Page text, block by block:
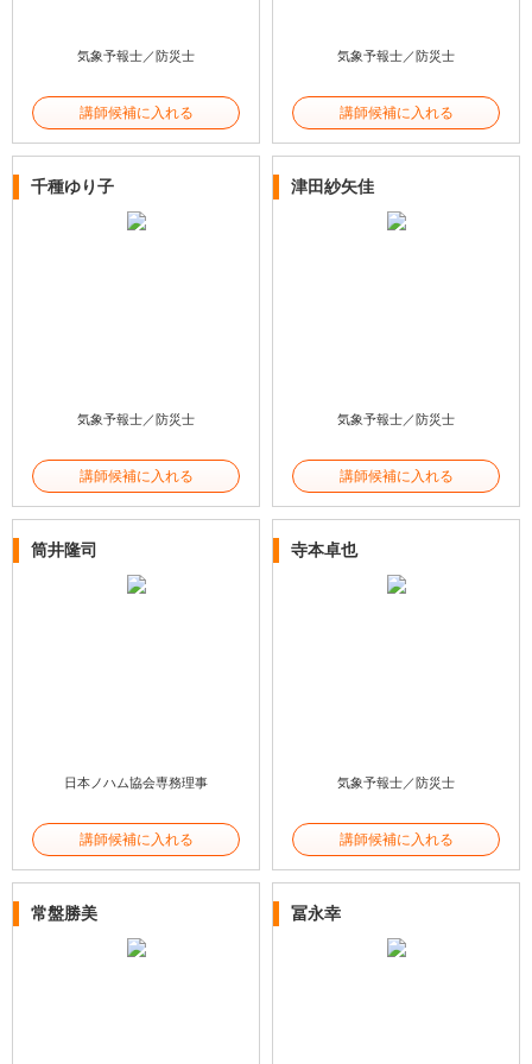
気象予報士／防災士
講師候補に入れる
気象予報士／防災士
講師候補に入れる
千種ゆり子
気象予報士／防災士
講師候補に入れる
津田紗矢佳
気象予報士／防災士
講師候補に入れる
筒井隆司
日本ノハム協会専務理事
講師候補に入れる
寺本卓也
気象予報士／防災士
講師候補に入れる
常盤勝美 冨永幸